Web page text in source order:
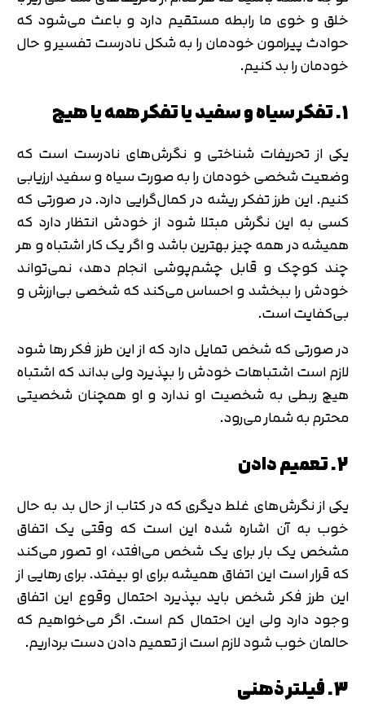
خلق و خوی ما رابطه مستقیم دارد و باعث می‌شود که
حوادث پیرامون خودمان را به شکل نادرست تفسیر و حال
خودمان را بد کنیم.
1. تفکر سیاه و سفید یا تفکر همه یا هیچ
یکی از تحریفات شناختی و نگرش‌های نادرست است که
وضعیت شخصی خودمان را به صورت سیاه و سفید ارزیابی
کنیم. این طرز تفکر ریشه در کمال‌گرایی دارد. در صورتی که
کسی به این نگرش مبتلا شود از خودش انتظار دارد که
همیشه در همه چیز بهترین باشد و اگر یک کار اشتباه و هر
چند کوچک و قابل چشم‌پوشی انجام دهد، نمی‌تواند
خودش را ببخشد و احساس می‌کند که شخصی بی‌ارزش و
بی‌کفایت است.
در صورتی که شخص تمایل دارد که از این طرز فکر رها شود
لازم است اشتباهات خودش را بپذیرد ولی بداند که اشتباه
هیچ ربطی به شخصیت او ندارد و او همچنان شخصیتی
محترم به شمار می‌رود.
2. تعمیم دادن
یکی از نگرش‌های غلط دیگری که در کتاب از حال بد به حال
خوب به آن اشاره شده این است که وقتی یک اتفاق
مشخص یک بار برای یک شخص می‌افتد، او تصور می‌کند
که قرار است این اتفاق همیشه برای او بیفتد. برای رهایی از
این طرز فکر شخص باید بپذیرد احتمال وقوع این اتفاق
وجود دارد ولی این احتمال کم است. اگر می‌خواهیم که
حالمان خوب شود لازم است از تعمیم دادن دست برداریم.
3. فیلتر ذهنی
تایید کد
دریافت مجدد کد:00:59
متوجه شدم